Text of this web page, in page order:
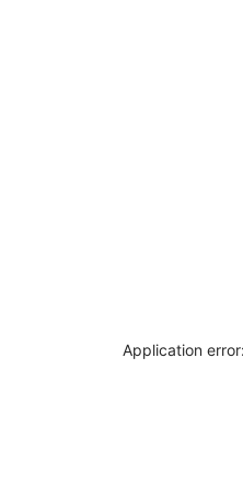
Application